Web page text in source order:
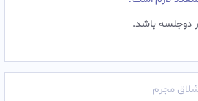
دوجلسه باشد.
مجرم